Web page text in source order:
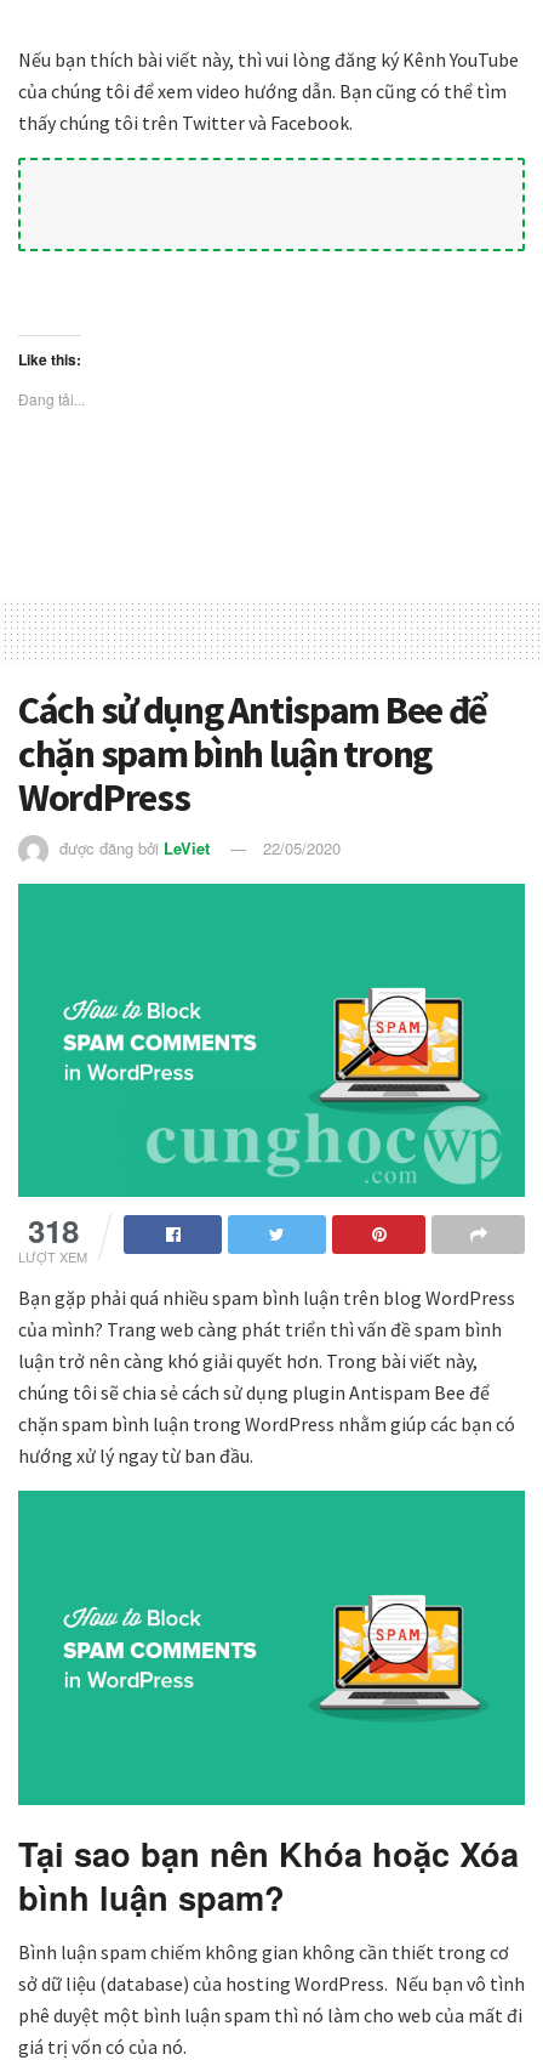
Nếu bạn thích bài viết này, thì vui lòng đăng ký Kênh YouTube
của chúng tôi để xem video hướng dẫn. Bạn cũng có thể tìm
thấy chúng tôi trên Twitter và Facebook.
Like this:
Đang tải...
Cách sử dụng Antispam Bee để
chặn spam bình luận trong
WordPress
được đăng bởi LeViet 22/05/2020
318
LƯỢT XEM
Bạn gặp phải quá nhiều spam bình luận trên blog WordPress
của mình? Trang web càng phát triển thì vấn đề spam bình
luận trở nên càng khó giải quyết hơn. Trong bài viết này,
chúng tôi sẽ chia sẻ cách sử dụng plugin Antispam Bee để
chặn spam bình luận trong WordPress nhằm giúp các bạn có
hướng xử lý ngay từ ban đầu.
Tại sao bạn nên Khóa hoặc Xóa
bình luận spam?
Bình luận spam chiếm không gian không cần thiết trong cơ
sở dữ liệu (database) của hosting WordPress. Nếu bạn vô tình
phê duyệt một bình luận spam thì nó làm cho web của mất đi
giá trị vốn có của nó.